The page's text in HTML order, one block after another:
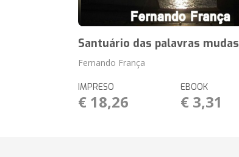
Santuário das palavras mudas
Fernando França
IMPRESO
€ 18,26
EBOOK
€ 3,31